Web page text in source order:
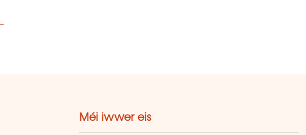
Méi iwwer eis